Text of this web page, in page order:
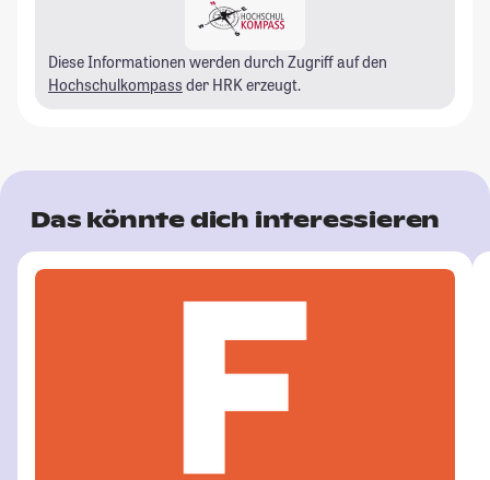
Diese Informationen werden durch Zugriff auf den
Hochschulkompass der HRK erzeugt.
Das könnte dich interessieren